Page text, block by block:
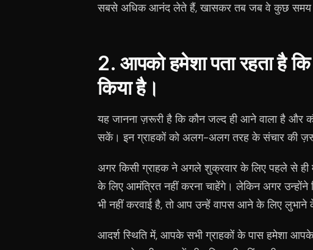
सबसे अधिक आनंद लेते हैं, खासकर तब जब वे कुछ समय
2. आपको हमेशा पता रहता है
किया है।
यह जानना ज़रूरी है कि कौन जल्द ही आने वाला है और
सकें। इन ग्राहकों को अलग-अलग तरह के संचार की
अगर किसी ग्राहक ने अगले शुक्रवार के लिए पहले से
के लिए आमंत्रित नहीं करना चाहेंगे। लेकिन अगर
भी नहीं करवाई है, तो आप उन्हें वापस आने के लिए
आदर्श स्थिति में, आपके सभी ग्राहकों के पास हमेशा